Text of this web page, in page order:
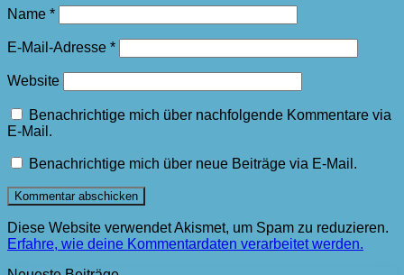
Name *
E-Mail-Adresse *
Website
Benachrichtige mich über nachfolgende Kommentare via
E-Mail.
Benachrichtige mich über neue Beiträge via E-Mail.
Diese Website verwendet Akismet, um Spam zu reduzieren.
Erfahre, wie deine Kommentardaten verarbeitet werden.